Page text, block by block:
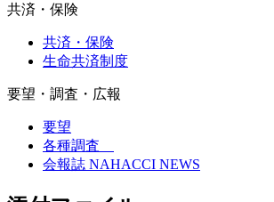
共済・保険
共済・保険
生命共済制度
要望・調査・広報
要望
各種調査
会報誌 NAHACCI NEWS